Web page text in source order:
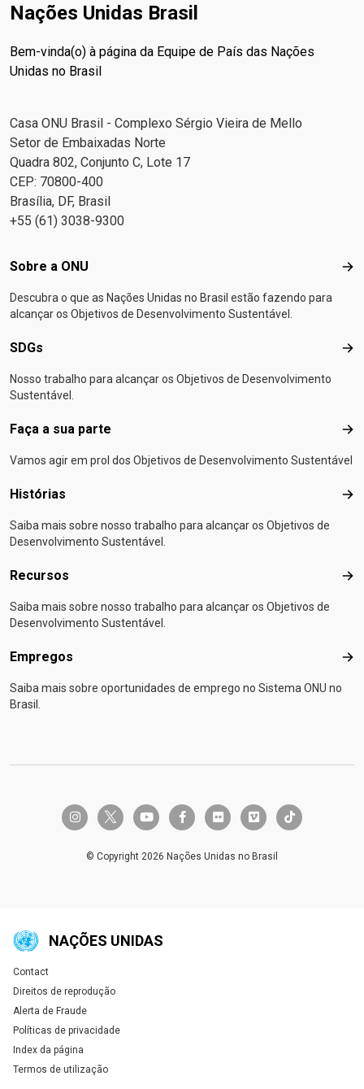
Nações Unidas Brasil
Bem-vinda(o) à página da Equipe de País das Nações
Unidas no Brasil
Casa ONU Brasil - Complexo Sérgio Vieira de Mello
Setor de Embaixadas Norte
Quadra 802, Conjunto C, Lote 17
CEP: 70800-400
Brasília, DF, Brasil
+55 (61) 3038-9300
Footer menu
Sobre a ONU
Descubra o que as Nações Unidas no Brasil estão fazendo para
alcançar os Objetivos de Desenvolvimento Sustentável.
SDGs
Nosso trabalho para alcançar os Objetivos de Desenvolvimento
Sustentável.
Faça a sua parte
Vamos agir em prol dos Objetivos de Desenvolvimento Sustentável
Histórias
Saiba mais sobre nosso trabalho para alcançar os Objetivos de
Desenvolvimento Sustentável.
Recursos
Saiba mais sobre nosso trabalho para alcançar os Objetivos de
Desenvolvimento Sustentável.
Empregos
Saiba mais sobre oportunidades de emprego no Sistema ONU no
Brasil.
instagramtwitter-x youtube facebook-fflickr vimeo tiktok
© Copyright 2026 Nações Unidas no Brasil
NAÇÕES UNIDAS
Global U.N. menu
Contact
Direitos de reprodução
Alerta de Fraude
Políticas de privacidade
Index da página
Termos de utilização